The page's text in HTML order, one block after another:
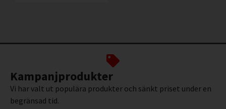
Kampanjprodukter
Vi har valt ut populära produkter och sänkt priset under en
begränsad tid.